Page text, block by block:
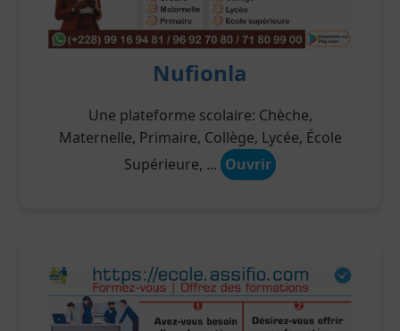
Nufionla
Une plateforme scolaire: Chèche,
Maternelle, Primaire, Collège, Lycée, École
Supérieure, ... Ouvrir